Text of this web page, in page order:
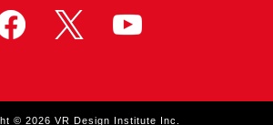
© 2026 VR Design Institute Inc.